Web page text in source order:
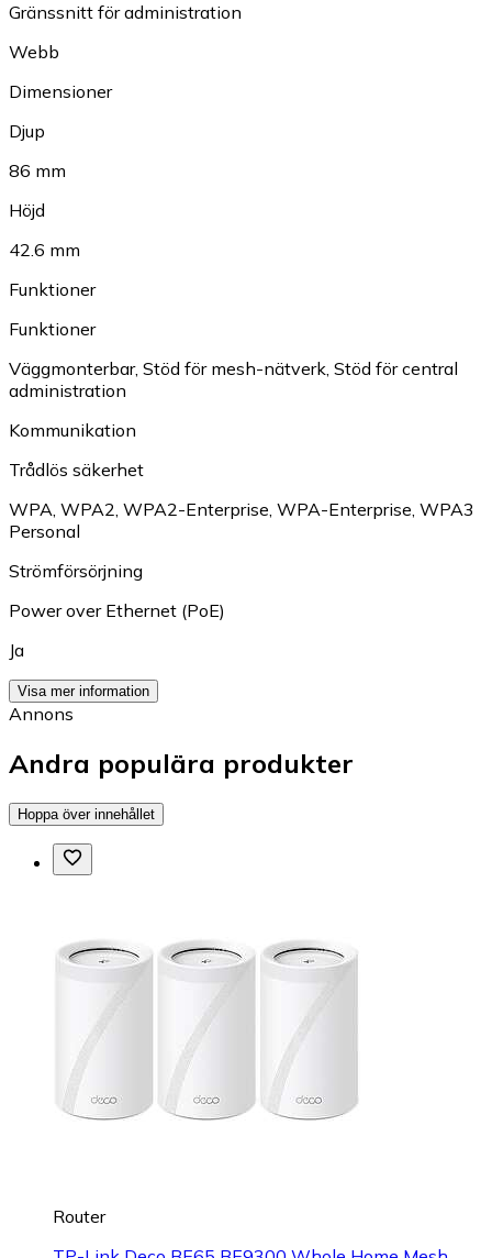
Gränssnitt för administration
Webb
Dimensioner
Djup
86 mm
Höjd
42.6 mm
Funktioner
Funktioner
Väggmonterbar, Stöd för mesh-nätverk, Stöd för central
administration
Kommunikation
Trådlös säkerhet
WPA, WPA2, WPA2-Enterprise, WPA-Enterprise, WPA3
Personal
Strömförsörjning
Power over Ethernet (PoE)
Ja
Visa mer information
Annons
Andra populära produkter
Hoppa över innehållet
Router